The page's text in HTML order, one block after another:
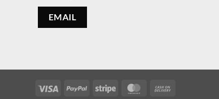
EMAIL
Visa PayPal Stripe MasterCard